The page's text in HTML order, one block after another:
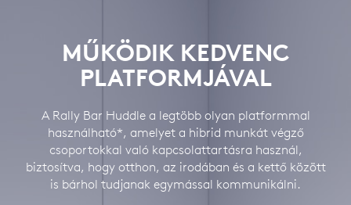
MŰKÖDIK KEDVENC
PLATFORMJÁVAL
A Rally Bar Huddle a legtöbb olyan platformmal
használható*, amelyet a hibrid munkát végző
csoportokkal való kapcsolattartásra használ,
biztosítva, hogy otthon, az irodában és a kettő között
is bárhol tudjanak egymással kommunikálni.